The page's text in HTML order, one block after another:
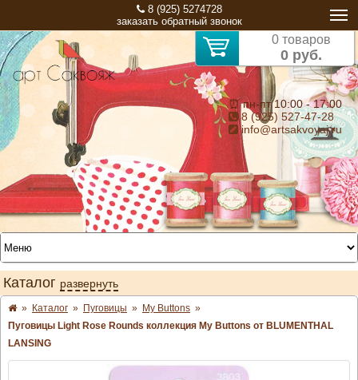
8 (925) 5274728
заказать обратный звонок
0 товаров
0 руб.
⏰ пн-пт 10:00 - 17:00
8 (925) 527-47-28
info@artsakvoyaj.ru
Каталог развернуть
» Каталог » Пуговицы » My Buttons »
Пуговицы Light Rose Rounds коллекция My Buttons от BLUMENTHAL
LANSING